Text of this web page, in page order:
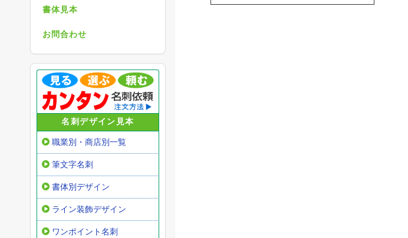
書体見本
お問合わせ
名刺デザイン見本
職業別・商店別一覧
筆文字名刺
書体別デザイン
ライン装飾デザイン
ワンポイント名刺